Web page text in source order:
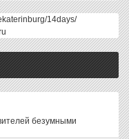
14days/
безумными